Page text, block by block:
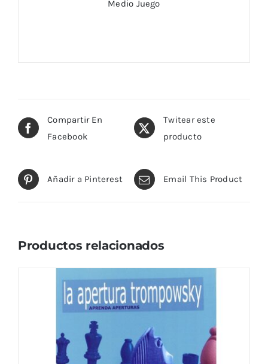
Medio Juego
Compartir En
Facebook
Twitear este
producto
Añadir a Pinterest Email This Product
Productos relacionados